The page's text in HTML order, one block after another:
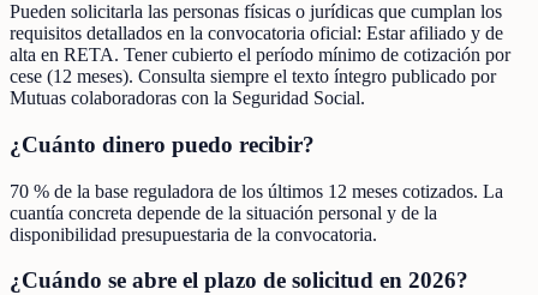
Pueden solicitarla las personas físicas o jurídicas que cumplan los
requisitos detallados en la convocatoria oficial: Estar afiliado y de
alta en RETA. Tener cubierto el período mínimo de cotización por
cese (12 meses). Consulta siempre el texto íntegro publicado por
Mutuas colaboradoras con la Seguridad Social.
¿Cuánto dinero puedo recibir?
70 % de la base reguladora de los últimos 12 meses cotizados. La
cuantía concreta depende de la situación personal y de la
disponibilidad presupuestaria de la convocatoria.
¿Cuándo se abre el plazo de solicitud en 2026?